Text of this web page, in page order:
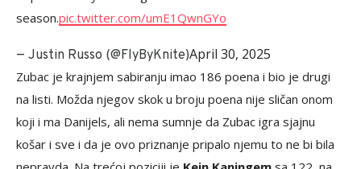
season.pic.twitter.com/umE1QwnGYo
— Justin Russo (@FlyByKnite)April 30, 2025
Zubac je krajnjem sabiranju imao 186 poena i bio je drugi
na listi. Možda njegov skok u broju poena nije sličan onom
koji i ma Danijels, ali nema sumnje da Zubac igra sjajnu
košar i sve i da je ovo priznanje pripalo njemu to ne bi bila